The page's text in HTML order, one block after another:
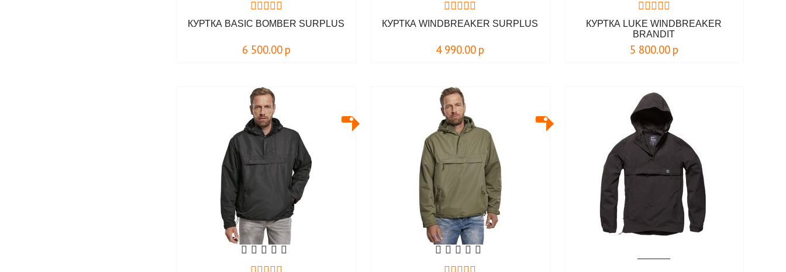
КУРТКА BASIC BOMBER SURPLUS
6 500.00 р
КУРТКА WINDBREAKER SURPLUS
4 990.00 р
КУРТКА LUKE WINDBREAKER
BRANDIT
5 800.00 р